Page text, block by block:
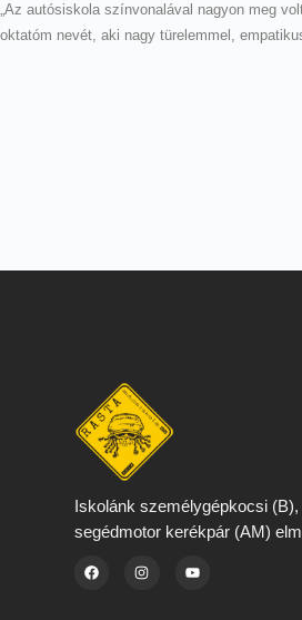
„Az autósiskola színvonalával nagyon meg
oktatóm nevét, aki nagy türelemmel,
Iskolánk személygépkocsi
segédmotor kerékpár (AM)